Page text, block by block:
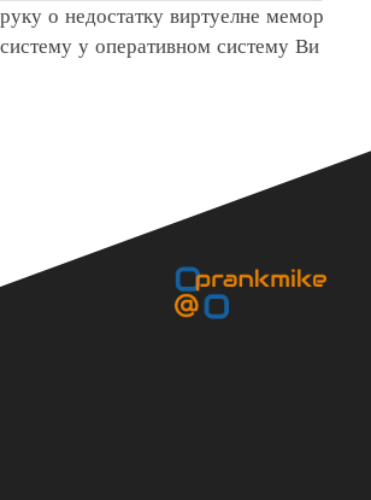
о недостатку виртуелне мемор
у оперативном систему Ви